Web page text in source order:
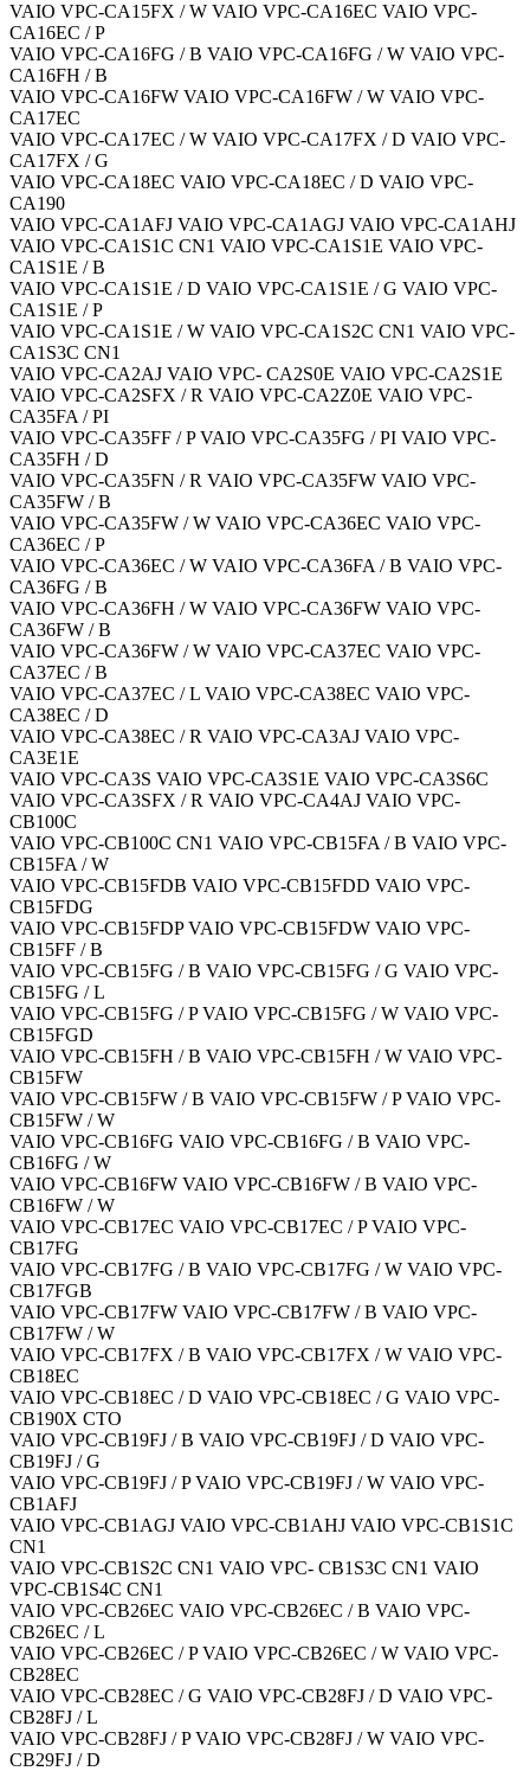
VAIO VPC-CA15FX / W VAIO VPC-CA16EC VAIO VPC-
CA16EC / P
VAIO VPC-CA16FG / B VAIO VPC-CA16FG / W VAIO VPC-
CA16FH / B
VAIO VPC-CA16FW VAIO VPC-CA16FW / W VAIO VPC-
CA17EC
VAIO VPC-CA17EC / W VAIO VPC-CA17FX / D VAIO VPC-
CA17FX / G
VAIO VPC-CA18EC VAIO VPC-CA18EC / D VAIO VPC-
CA190
VAIO VPC-CA1AFJ VAIO VPC-CA1AGJ VAIO VPC-CA1AHJ
VAIO VPC-CA1S1C CN1 VAIO VPC-CA1S1E VAIO VPC-
CA1S1E / B
VAIO VPC-CA1S1E / D VAIO VPC-CA1S1E / G VAIO VPC-
CA1S1E / P
VAIO VPC-CA1S1E / W VAIO VPC-CA1S2C CN1 VAIO VPC-
CA1S3C CN1
VAIO VPC-CA2AJ VAIO VPC- CA2S0E VAIO VPC-CA2S1E
VAIO VPC-CA2SFX / R VAIO VPC-CA2Z0E VAIO VPC-
CA35FA / PI
VAIO VPC-CA35FF / P VAIO VPC-CA35FG / PI VAIO VPC-
CA35FH / D
VAIO VPC-CA35FN / R VAIO VPC-CA35FW VAIO VPC-
CA35FW / B
VAIO VPC-CA35FW / W VAIO VPC-CA36EC VAIO VPC-
CA36EC / P
VAIO VPC-CA36EC / W VAIO VPC-CA36FA / B VAIO VPC-
CA36FG / B
VAIO VPC-CA36FH / W VAIO VPC-CA36FW VAIO VPC-
CA36FW / B
VAIO VPC-CA36FW / W VAIO VPC-CA37EC VAIO VPC-
CA37EC / B
VAIO VPC-CA37EC / L VAIO VPC-CA38EC VAIO VPC-
CA38EC / D
VAIO VPC-CA38EC / R VAIO VPC-CA3AJ VAIO VPC-
CA3E1E
VAIO VPC-CA3S VAIO VPC-CA3S1E VAIO VPC-CA3S6C
VAIO VPC-CA3SFX / R VAIO VPC-CA4AJ VAIO VPC-
CB100C
VAIO VPC-CB100C CN1 VAIO VPC-CB15FA / B VAIO VPC-
CB15FA / W
VAIO VPC-CB15FDB VAIO VPC-CB15FDD VAIO VPC-
CB15FDG
VAIO VPC-CB15FDP VAIO VPC-CB15FDW VAIO VPC-
CB15FF / B
VAIO VPC-CB15FG / B VAIO VPC-CB15FG / G VAIO VPC-
CB15FG / L
VAIO VPC-CB15FG / P VAIO VPC-CB15FG / W VAIO VPC-
CB15FGD
VAIO VPC-CB15FH / B VAIO VPC-CB15FH / W VAIO VPC-
CB15FW
VAIO VPC-CB15FW / B VAIO VPC-CB15FW / P VAIO VPC-
CB15FW / W
VAIO VPC-CB16FG VAIO VPC-CB16FG / B VAIO VPC-
CB16FG / W
VAIO VPC-CB16FW VAIO VPC-CB16FW / B VAIO VPC-
CB16FW / W
VAIO VPC-CB17EC VAIO VPC-CB17EC / P VAIO VPC-
CB17FG
VAIO VPC-CB17FG / B VAIO VPC-CB17FG / W VAIO VPC-
CB17FGB
VAIO VPC-CB17FW VAIO VPC-CB17FW / B VAIO VPC-
CB17FW / W
VAIO VPC-CB17FX / B VAIO VPC-CB17FX / W VAIO VPC-
CB18EC
VAIO VPC-CB18EC / D VAIO VPC-CB18EC / G VAIO VPC-
CB190X CTO
VAIO VPC-CB19FJ / B VAIO VPC-CB19FJ / D VAIO VPC-
CB19FJ / G
VAIO VPC-CB19FJ / P VAIO VPC-CB19FJ / W VAIO VPC-
CB1AFJ
VAIO VPC-CB1AGJ VAIO VPC-CB1AHJ VAIO VPC-CB1S1C
CN1
VAIO VPC-CB1S2C CN1 VAIO VPC- CB1S3C CN1 VAIO
VPC-CB1S4C CN1
VAIO VPC-CB26EC VAIO VPC-CB26EC / B VAIO VPC-
CB26EC / L
VAIO VPC-CB26EC / P VAIO VPC-CB26EC / W VAIO VPC-
CB28EC
VAIO VPC-CB28EC / G VAIO VPC-CB28FJ / D VAIO VPC-
CB28FJ / L
VAIO VPC-CB28FJ / P VAIO VPC-CB28FJ / W VAIO VPC-
CB29FJ / D